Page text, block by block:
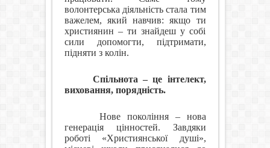
волонтерська діяльність стала тим
важелем, який навчив: якщо ти
християнин – ти знайдеш у собі
сили допомогти, підтримати,
підняти з колін.
Спільнота – це інтелект,
виховання, порядність.
Нове покоління – нова
генерація цінностей. Завдяки
роботі «Християнської душі»,